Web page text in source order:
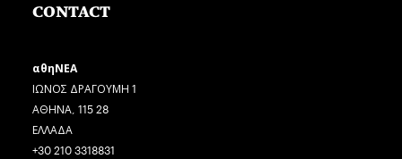
CONTACT
αθηΝΕΑ
ΙΩΝΟΣ ΔΡΑΓΟΥΜΗ 1
ΑΘΗΝΑ, 115 28
ΕΛΛΑΔΑ
+30 210 3318831